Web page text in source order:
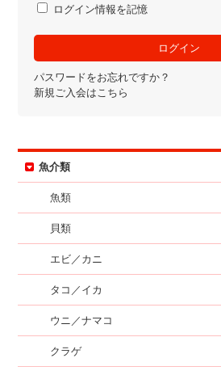
ログイン情報を記憶
パスワードをお忘れですか？
新規ご入会はこちら
魚介類
魚類
貝類
エビ／カニ
タコ／イカ
ウニ／ナマコ
クラゲ